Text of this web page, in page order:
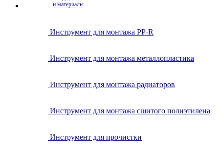
и материалы
Инструмент для монтажа PP-R
Инструмент для монтажа металлопластика
Инструмент для монтажа радиаторов
Инструмент для монтажа сшитого полиэтилена
Инструмент для прочистки